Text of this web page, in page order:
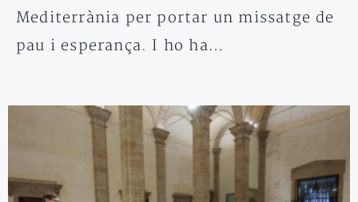
Mediterrània per portar un missatge de
pau i esperança. I ho ha…